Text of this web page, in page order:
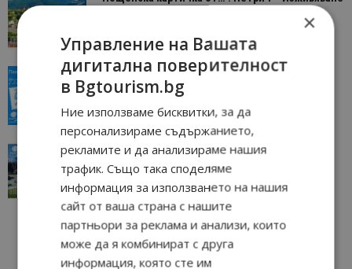
“Пощенска картичка от…”: Пловдив, градът на
всички времена
Пловдив 23/06/2026 10:00
“Пощенска картичка от…”: Перник – град на
традициите, културата и вдъхновяващите...
Перник 17/06/2026 09:01
×
Управление на Вашата
дигитална поверителност
в Bgtourism.bg
Ние използваме бисквитки, за да
персонализираме съдържанието,
рекламите и да анализираме нашия
трафик. Също така споделяме
информация за използването на нашия
сайт от ваша страна с нашите
партньори за реклама и анализи, които
може да я комбинират с друга
информация, която сте им